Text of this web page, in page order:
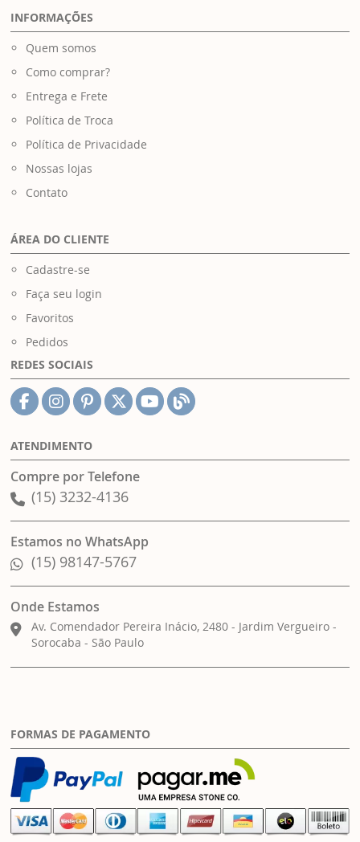
INFORMAÇÕES
Quem somos
Como comprar?
Entrega e Frete
Política de Troca
Política de Privacidade
Nossas lojas
Contato
ÁREA DO CLIENTE
Cadastre-se
Faça seu login
Favoritos
Pedidos
REDES SOCIAIS
ATENDIMENTO
Compre por Telefone
(15) 3232-4136
Estamos no WhatsApp
(15) 98147-5767
Onde Estamos
Av. Comendador Pereira Inácio, 2480 - Jardim Vergueiro -
Sorocaba - São Paulo
FORMAS DE PAGAMENTO